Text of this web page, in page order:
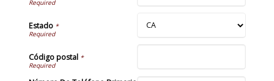
Estado*
Código postal *